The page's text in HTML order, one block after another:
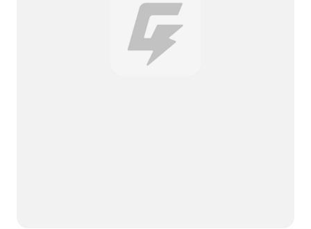
YAKIMON kids BRAVER!! LEVEL.45